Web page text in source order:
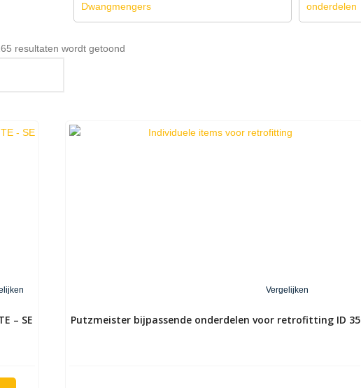
resultaten wordt getoond
– SE
Vergelijken
Putzmeister bijpassende onderdelen voor retrofitting ID 35